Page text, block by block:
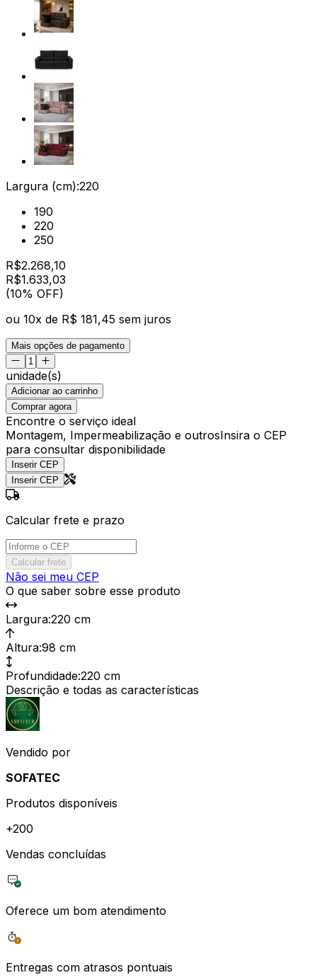
Largura (cm):220
190
220
250
R$2.268,10
R$1.633,03
(10% OFF)
ou 10x de R$ 181,45 sem juros
Mais opções de pagamento
unidade(s)
Adicionar ao carrinho
Comprar agora
Encontre o serviço ideal
Montagem, Impermeabilização e outrosInsira o CEP
para consultar disponibilidade
Inserir CEP
Inserir CEP
Calcular frete e prazo
Calcular frete
Não sei meu CEP
O que saber sobre esse produto
Largura:220 cm
Altura:98 cm
Profundidade:220 cm
Descrição e todas as características
Vendido por
SOFATEC
Produtos disponíveis
+200
Vendas concluídas
Oferece um bom atendimento
Entregas com atrasos pontuais